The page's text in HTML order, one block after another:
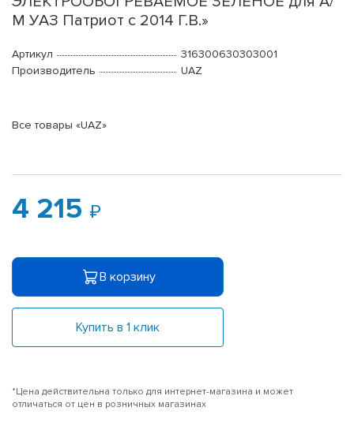
М УАЗ Патриот с 2014 Г.В.»
Артикул
316300630303001
Производитель
UAZ
Все товары «UAZ»
4 215
В корзину
Купить в 1 клик
*Цена действительна только для интернет-магазина и может
отличаться от цен в розничных магазинах